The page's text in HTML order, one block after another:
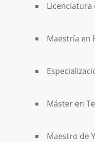
Maestría en
Máster en
Maestro de